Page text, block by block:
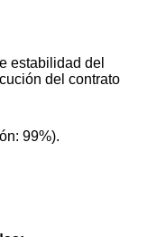
estabilidad del
del contrato
99%).